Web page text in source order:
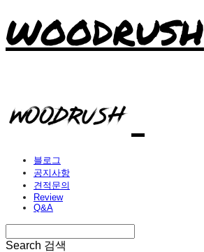
WOODRUSH
블로그
공지사항
견적문의
Review
Q&A
Search 검색